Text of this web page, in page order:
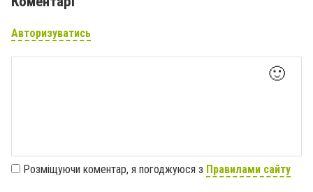
Авторизуватись
🙂
Розміщуючи коментар, я погоджуюся з Правилами сайту